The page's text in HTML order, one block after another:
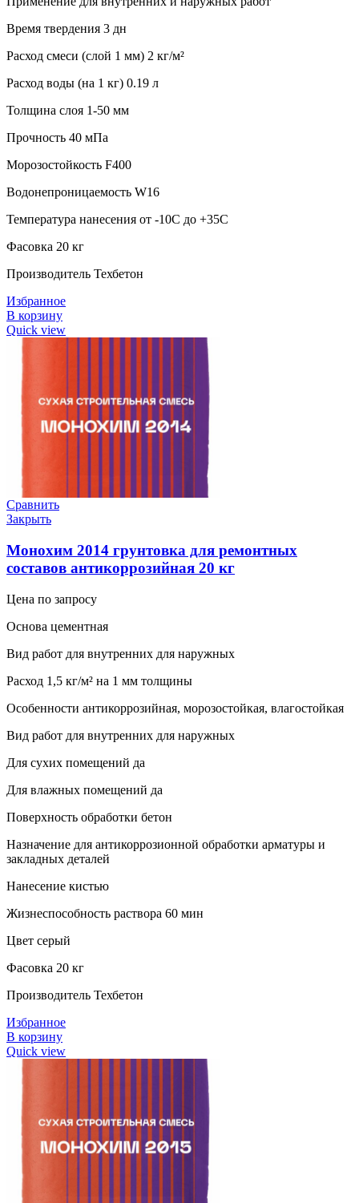
Время твердения 3 дн
Расход смеси (слой 1 мм) 2 кг/м²
Расход воды (на 1 кг) 0.19 л
Толщина слоя 1-50 мм
Прочность 40 мПа
Морозостойкость F400
Водонепроницаемость W16
Температура нанесения от -10С до +35С
Фасовка 20 кг
Производитель Техбетон
Избранное
В корзину
Quick view
Сравнить
Закрыть
Монохим 2014 грунтовка для ремонтных
составов антикоррозийная 20 кг
Цена по запросу
Основа цементная
Вид работ для внутренних для наружных
Расход 1,5 кг/м² на 1 мм толщины
Особенности антикоррозийная, морозостойкая, влагостойкая
Вид работ для внутренних для наружных
Для сухих помещений да
Для влажных помещений да
Поверхность обработки бетон
Назначение для антикоррозионной обработки арматуры и
закладных деталей
Нанесение кистью
Жизнеспособность раствора 60 мин
Цвет серый
Фасовка 20 кг
Производитель Техбетон
Избранное
В корзину
Quick view